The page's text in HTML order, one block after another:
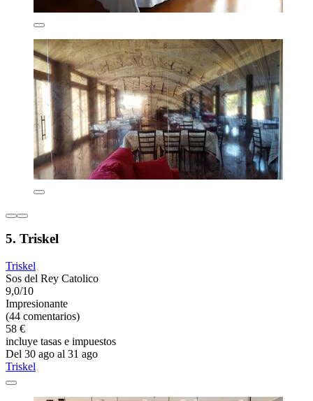
5. Triskel
Triskel
Sos del Rey Catolico
9,0/10
Impresionante
(44 comentarios)
58 €
incluye tasas e impuestos
Del 30 ago al 31 ago
Triskel